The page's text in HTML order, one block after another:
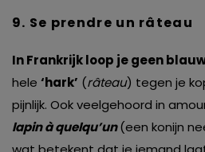
9. Se prendre un râteau
In Frankrijk loop je geen
hele ‘hark’ (râteau) tegen je
pijnlijk. Ook veelgehoord in
lapin à quelqu’un(een konijn